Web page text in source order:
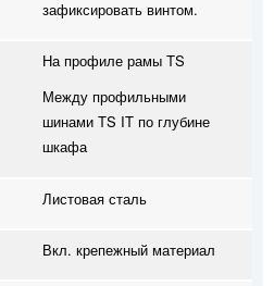
зафиксировать винтом.
На профиле рамы TS
Между профильными
шинами TS IT по глубине
шкафа
Листовая сталь
Вкл. крепежный материал